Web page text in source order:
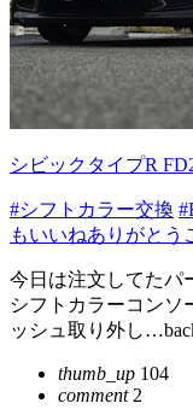
シビックタイプR
#シフトカラー交換
もいいねありがとう
今日は注文してたパ
シフトカラーコン
ッシュ取り外し
thumb_up 104
comment2